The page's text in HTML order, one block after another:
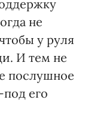
не
у руля
И тем не
послушное
его